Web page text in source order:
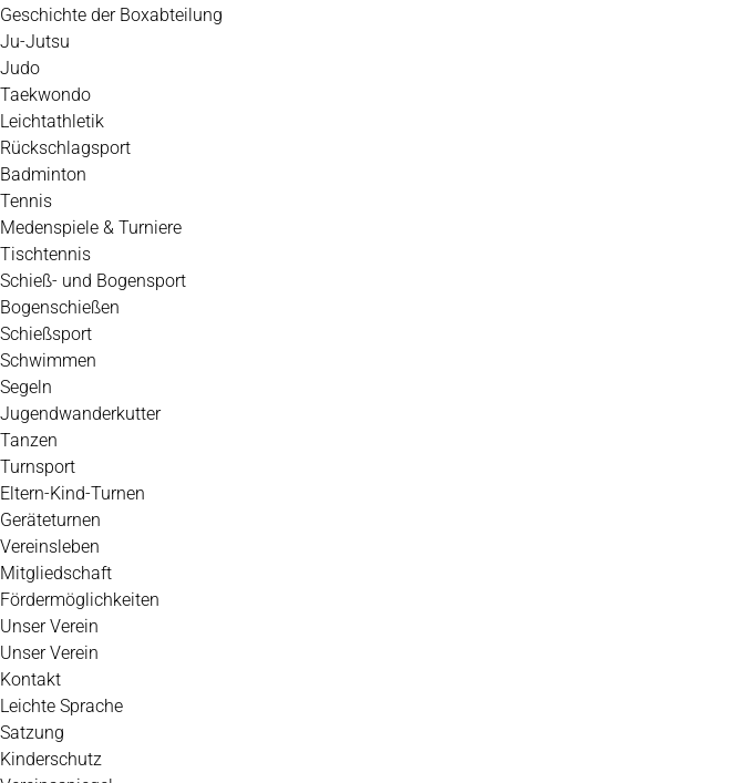
Geschichte der Boxabteilung
Ju-Jutsu
Judo
Taekwondo
Leichtathletik
Rückschlagsport
Badminton
Tennis
Medenspiele & Turniere
Tischtennis
Schieß- und Bogensport
Bogenschießen
Schießsport
Schwimmen
Segeln
Jugendwanderkutter
Tanzen
Turnsport
Eltern-Kind-Turnen
Geräteturnen
Vereinsleben
Mitgliedschaft
Fördermöglichkeiten
Unser Verein
Unser Verein
Kontakt
Leichte Sprache
Satzung
Kinderschutz